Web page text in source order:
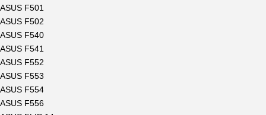
ASUS F501
ASUS F502
ASUS F540
ASUS F541
ASUS F552
ASUS F553
ASUS F554
ASUS F556